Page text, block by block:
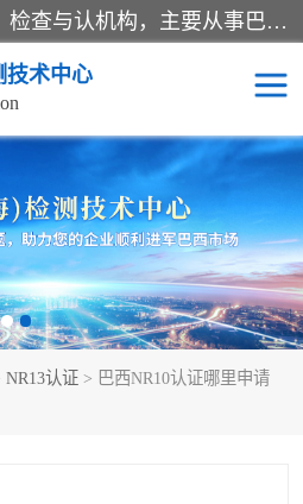
*是一家的测试、评估、检查与认机构，主要从事巴西NR10认证、NR12认证、NR13认证；ANATEL认证、INMTRO认证，欧盟CE认证：MD认证，PED认证，MID认证，ATEX认证，德国蓝色天使认证。
技术中心
NR13认证 > 巴西NR10认证哪里申请
NR10认证
NR13认证
巴西NR认证
RETIE认证